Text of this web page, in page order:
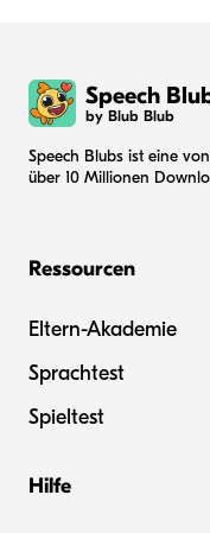
Speech
by Blub Blub
Speech Blubs ist eine
über 10 Millionen
Ressourcen
Eltern-Akademie
Sprachtest
Spieltest
Hilfe